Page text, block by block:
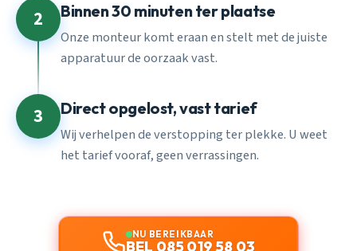
2 Binnen 30 minuten ter plaatse
Onze monteur komt eraan en stelt met de juiste
apparatuur de oorzaak vast.
3 Direct opgelost, vast tarief
Wij verhelpen de verstopping ter plekke. U weet
het tarief vooraf, geen verrassingen.
NU BEREIKBAAR
BEL 085 019 58 03